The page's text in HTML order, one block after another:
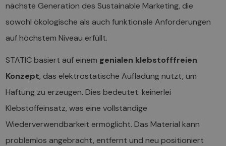
nächste Generation des Sustainable Marketing, die
sowohl ökologische als auch funktionale Anforderungen
auf höchstem Niveau erfüllt.
STATIC basiert auf einem genialen klebstofffreien
Konzept, das elektrostatische Aufladung nutzt, um
Haftung zu erzeugen. Dies bedeutet: keinerlei
Klebstoffeinsatz, was eine vollständige
Wiederverwendbarkeit ermöglicht. Das Material kann
problemlos angebracht, entfernt und neu positioniert